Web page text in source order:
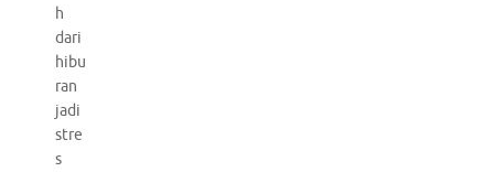
h
dari
hibu
ran
jadi
stre
s